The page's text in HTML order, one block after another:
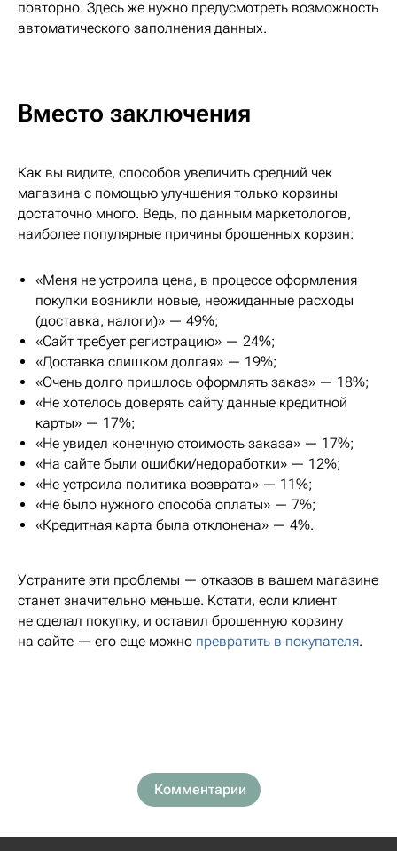
повторно. Здесь же нужно предусмотреть возможность
автоматического заполнения данных.
Вместо заключения
Как вы видите, способов увеличить средний чек
магазина с помощью улучшения только корзины
достаточно много. Ведь, по данным маркетологов,
наиболее популярные причины брошенных корзин:
«Меня не устроила цена, в процессе оформления
покупки возникли новые, неожиданные расходы
(доставка, налоги)» — 49%;
«Сайт требует регистрацию» — 24%;
«Доставка слишком долгая» — 19%;
«Очень долго пришлось оформлять заказ» — 18%;
«Не хотелось доверять сайту данные кредитной
карты» — 17%;
«Не увидел конечную стоимость заказа» — 17%;
«На сайте были ошибки/недоработки» — 12%;
«Не устроила политика возврата» — 11%;
«Не было нужного способа оплаты» — 7%;
«Кредитная карта была отклонена» — 4%.
Устраните эти проблемы — отказов в вашем магазине
станет значительно меньше. Кстати, если клиент
не сделал покупку, и оставил брошенную корзину
на сайте — его еще можно превратить в покупателя.
Комментарии